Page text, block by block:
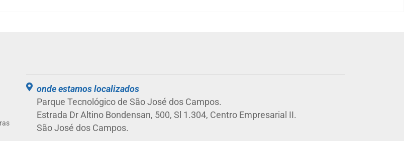
onde estamos localizados
Parque Tecnológico de São José dos Campos.
Estrada Dr Altino Bondensan, 500, Sl 1.304, Centro Empresarial II.
São José dos Campos.